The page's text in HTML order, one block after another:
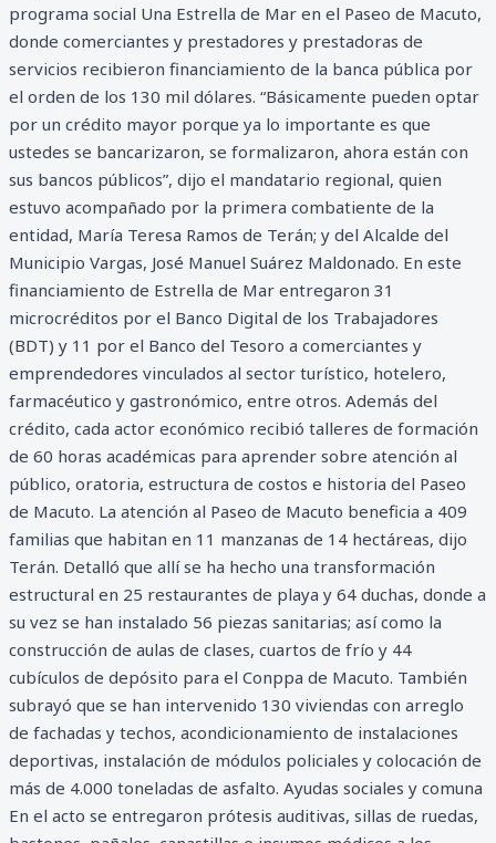
programa social Una Estrella de Mar en el Paseo de Macuto,
donde comerciantes y prestadores y prestadoras de
servicios recibieron financiamiento de la banca pública por
el orden de los 130 mil dólares. “Básicamente pueden optar
por un crédito mayor porque ya lo importante es que
ustedes se bancarizaron, se formalizaron, ahora están con
sus bancos públicos”, dijo el mandatario regional, quien
estuvo acompañado por la primera combatiente de la
entidad, María Teresa Ramos de Terán; y del Alcalde del
Municipio Vargas, José Manuel Suárez Maldonado. En este
financiamiento de Estrella de Mar entregaron 31
microcréditos por el Banco Digital de los Trabajadores
(BDT) y 11 por el Banco del Tesoro a comerciantes y
emprendedores vinculados al sector turístico, hotelero,
farmacéutico y gastronómico, entre otros. Además del
crédito, cada actor económico recibió talleres de formación
de 60 horas académicas para aprender sobre atención al
público, oratoria, estructura de costos e historia del Paseo
de Macuto. La atención al Paseo de Macuto beneficia a 409
familias que habitan en 11 manzanas de 14 hectáreas, dijo
Terán. Detalló que allí se ha hecho una transformación
estructural en 25 restaurantes de playa y 64 duchas, donde a
su vez se han instalado 56 piezas sanitarias; así como la
construcción de aulas de clases, cuartos de frío y 44
cubículos de depósito para el Conppa de Macuto. También
subrayó que se han intervenido 130 viviendas con arreglo
de fachadas y techos, acondicionamiento de instalaciones
deportivas, instalación de módulos policiales y colocación de
más de 4.000 toneladas de asfalto. Ayudas sociales y comuna
En el acto se entregaron prótesis auditivas, sillas de ruedas,